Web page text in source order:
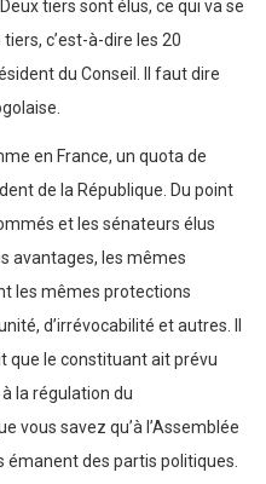
tiers sont élus, ce qui va se
c’est-à-dire les 20
du Conseil. Il faut dire
en France, un quota de
de la République. Du point
et les sénateurs élus
avantages, les mêmes
les mêmes protections
d’irrévocabilité et autres. Il
que le constituant ait prévu
la régulation du
vous savez qu’à l’Assemblée
émanent des partis politiques.